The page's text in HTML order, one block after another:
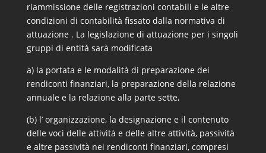
riammissione delle registrazioni contabili e le altre
condizioni di contabilità fissato dalla normativa di
attuazione . La legislazione di attuazione per i singoli
gruppi di entità sarà modificata
a) la portata e le modalità di preparazione dei
rendiconti finanziari, la preparazione della relazione
annuale e la relazione alla parte sette,
(b) l’ organizzazione, la designazione e il contenuto
delle voci delle attività e delle altre attività, passività
e altre passività nei rendiconti finanziari, compresi